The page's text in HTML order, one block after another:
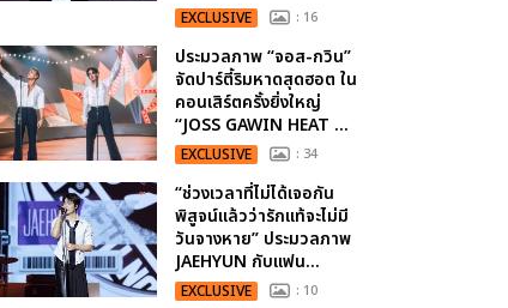
EXCLUSIVE : 16
ประมวลภาพ “จอส-กวิน”
จัดปาร์ตี้ริมหาดสุดฮอต ใน
คอนเสิร์ตครั้งยิ่งใหญ่
“JOSS GAWIN HEAT ...
EXCLUSIVE : 34
“ช่วงเวลาที่ไม่ได้เจอกัน
พิสูจน์แล้วว่ารักแท้จะไม่มี
วันจางหาย” ประมวลภาพ
JAEHYUN กับแฟน...
EXCLUSIVE : 10